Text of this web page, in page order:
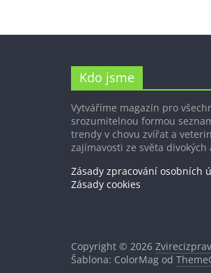
Kdo jsme
Vytváříme magazín pro
srozumitelnou formou
trendy v chovu zvířat a
zajímavosti ze světa
Zásady zpracování osobních
Zásady cookies
Copyright © 2026
Šablona: ColorMag od